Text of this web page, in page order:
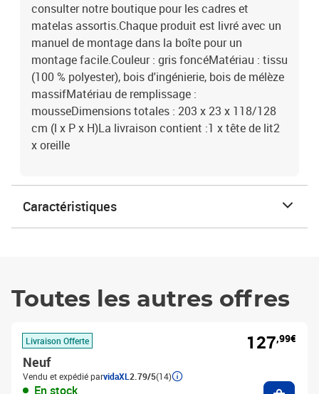
consulter notre boutique pour les cadres et
matelas assortis.Chaque produit est livré avec un
manuel de montage dans la boîte pour un
montage facile.Couleur : gris foncéMatériau : tissu
(100 % polyester), bois d'ingénierie, bois de mélèze
massifMatériau de remplissage :
mousseDimensions totales : 203 x 23 x 118/128
cm (l x P x H)La livraison contient :1 x tête de lit2
x oreille
Caractéristiques
Toutes les autres offres
Livraison Offerte
Neuf
Vendu et expédié parvidaXL 2.79/5(14)
En stock
127,99€